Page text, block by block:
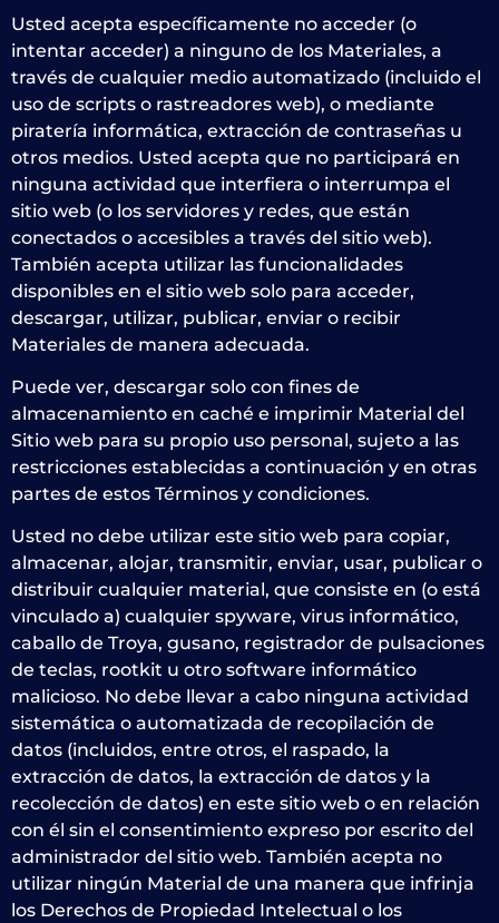
Usted acepta específicamente no acceder (o
intentar acceder) a ninguno de los Materiales, a
través de cualquier medio automatizado (incluido el
uso de scripts o rastreadores web), o mediante
piratería informática, extracción de contraseñas u
otros medios. Usted acepta que no participará en
ninguna actividad que interfiera o interrumpa el
sitio web (o los servidores y redes, que están
conectados o accesibles a través del sitio web).
También acepta utilizar las funcionalidades
disponibles en el sitio web solo para acceder,
descargar, utilizar, publicar, enviar o recibir
Materiales de manera adecuada.
Puede ver, descargar solo con fines de
almacenamiento en caché e imprimir Material del
Sitio web para su propio uso personal, sujeto a las
restricciones establecidas a continuación y en otras
partes de estos Términos y condiciones.
Usted no debe utilizar este sitio web para copiar,
almacenar, alojar, transmitir, enviar, usar, publicar o
distribuir cualquier material, que consiste en (o está
vinculado a) cualquier spyware, virus informático,
caballo de Troya, gusano, registrador de pulsaciones
de teclas, rootkit u otro software informático
malicioso. No debe llevar a cabo ninguna actividad
sistemática o automatizada de recopilación de
datos (incluidos, entre otros, el raspado, la
extracción de datos, la extracción de datos y la
recolección de datos) en este sitio web o en relación
con él sin el consentimiento expreso por escrito del
administrador del sitio web. También acepta no
utilizar ningún Material de una manera que infrinja
los Derechos de Propiedad Intelectual o los